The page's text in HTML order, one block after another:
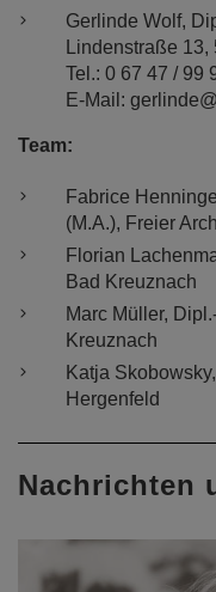
Gerlinde Wolf,
Lindenstraße
Tel.: 0 67 47 / 99
E-Mail:
Team:
Fabrice
(M.A.), Freier
Florian
Bad Kreuznach
Marc Müller,
Kreuznach
Katja
Hergenfeld
Nachrichten